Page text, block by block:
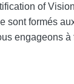
of
formés
engageons